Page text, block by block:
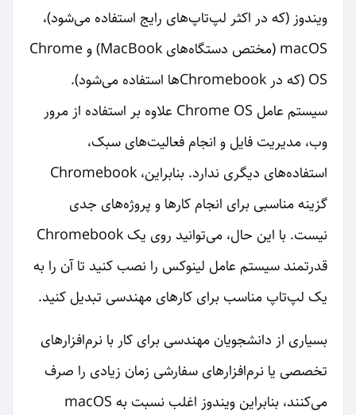
ویندوز (که در اکثر لپ‌تاپ‌های رایج استفاده می‌شود)،
macOS (مختص دستگاه‌های MacBook) و Chrome
OS (که در Chromebook‌ها استفاده می‌شود).
سیستم عامل Chrome OS علاوه بر استفاده از مرور
وب، مدیریت فایل و انجام فعالیت‌های سبک،
استفاده‌های دیگری ندارد. بنابراین، Chromebook
گزینه مناسبی برای انجام کارها و پروژه‌های جدی
نیست. با این حال، می‌توانید روی یک Chromebook
قدرتمند سیستم عامل لینوکس را نصب کنید تا آن را به
یک لپ‌تاپ مناسب برای کارهای مهندسی تبدیل کنید.
بسیاری از دانشجویان مهندسی برای کار با نرم‌افزارهای
تخصصی یا نرم‌افزارهای سفارشی زمان زیادی را صرف
می‌کنند، بنابراین ویندوز اغلب نسبت به macOS